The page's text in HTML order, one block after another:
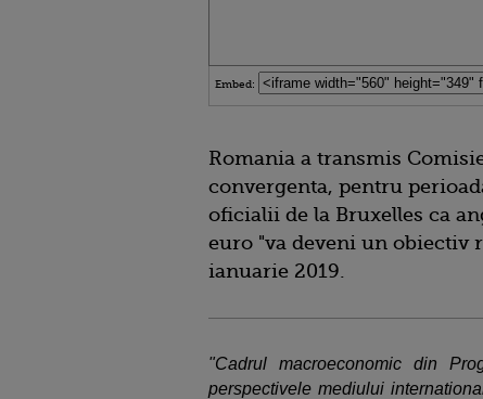
Embed:
Romania a transmis
convergenta, pentru
oficialii de la Bruxelles ca
euro "va deveni un obiectiv
ianuarie 2019.
"Cadrul macroeconomic din
perspectivele mediului